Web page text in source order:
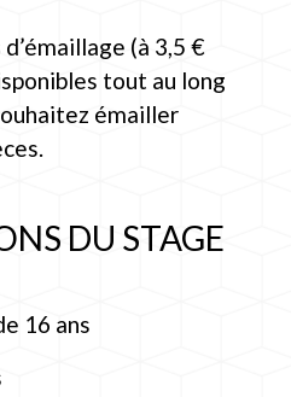
(à 3,5 €
tout au long
émailler
DU STAGE
16 ans